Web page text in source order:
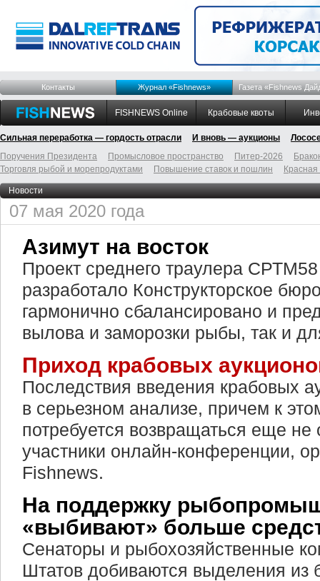
Контакты Журнал «Fishnews» Газета «Fishnews
FISHNEWS Online Крабовые квоты
Сильная переработка — гордость отрасли И вновь — аукционы
Поручения Президента
Промысловое пространство Питер-2026
Торговля рыбой и морепродуктами
Повышение ставок и пошлин
Новости
07 мая 2020 года
Азимут на восток
Проект среднего траулера
разработало Конструкторское
гармонично сбалансировано и
вылова и заморозки рыбы, так и
Приход крабовых
Последствия введения крабовых
в серьезном анализе, причем к
потребуется возвращаться еще не
участники онлайн-конференции,
Fishnews.
На поддержку
«выбивают» больше
Сенаторы и рыбохозяйственные
Штатов добиваются выделения из